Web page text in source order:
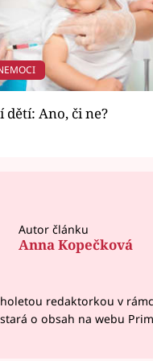
dětí: Ano, či ne?
Autor článku
Anna Kopečková
redaktorkou v
o obsah na webu